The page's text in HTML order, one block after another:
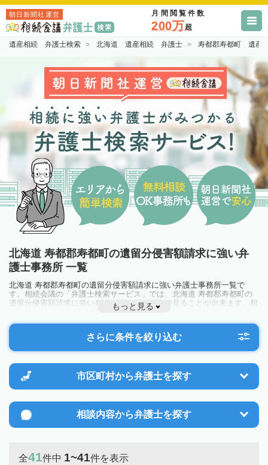
朝日新聞社運営 月間閲覧件数
200万超
遺産相続 弁護士検索 北海道 遺産相続 弁護士 寿都郡寿都町 遺産
北海道 寿都郡寿都町の遺留分侵害額請求に強い弁
護士事務所 一覧
北海道 寿都郡寿都町の遺留分侵害額請求に強い弁護士事務所一覧で
す。相続会議の「弁護士検索サービス」では、北海道 寿都郡寿都町の
遺留分侵害額請求に強い弁護士事務所を一覧で見ることが出来ます。相
続のトラブルやお悩みを抱えている方は一度近隣の弁護士に相談してみ
ましょう。
もっと見る
さらに条件を絞り込む
市区町村から弁護士を探す
相談内容から弁護士を探す
全41件中 1~41件を表示